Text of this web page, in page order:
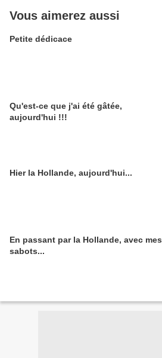
Vous aimerez aussi
Petite dédicace
Qu'est-ce que j'ai été gâtée,
aujourd'hui !!!
Hier la Hollande, aujourd'hui...
En passant par la Hollande, avec mes
sabots...